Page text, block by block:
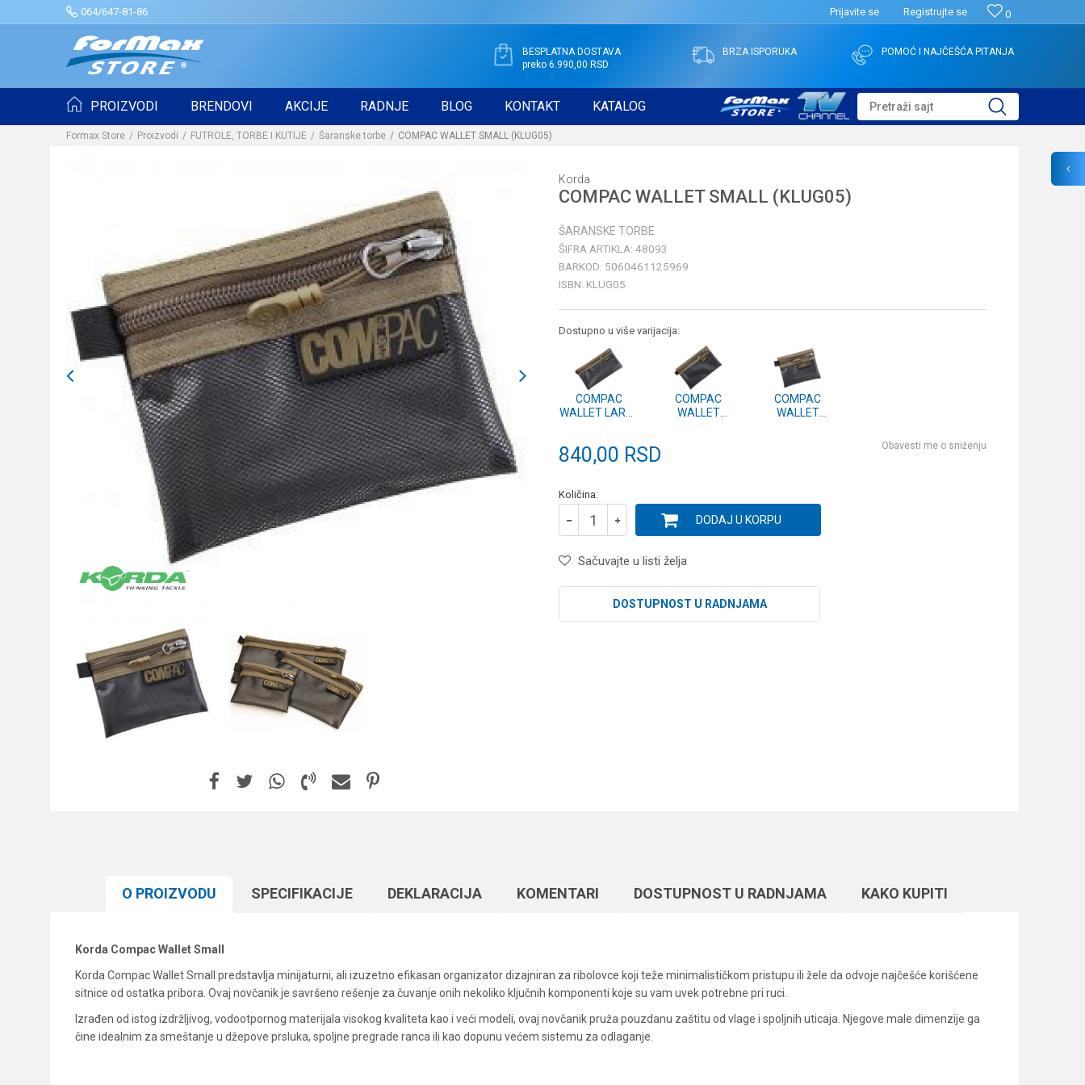
064/647-81-86 0
Prijavite se Registrujte se
BESPLATNA DOSTAVA
preko 6.990,00 RSD
BRZA ISPORUKA POMOĆ I NAJČEŠĆA PITANJA
PROIZVODI BRENDOVI AKCIJE RADNJE BLOG KONTAKT KATALOG Pretraži sajt
Formax Store Proizvodi FUTROLE, TORBE I KUTIJE Šaranske torbe COMPAC WALLET SMALL (KLUG05)
Korda
COMPAC WALLET SMALL (KLUG05)
ŠARANSKE TORBE
ŠIFRA ARTIKLA: 48093
BARKOD: 5060461125969
ISBN: KLUG05
Dostupno u više varijacija:
COMPAC
WALLET LARGE
COMPAC
WALLET
COMPAC
WALLET
840,00 RSD Obavesti me o sniženju
Količina:
DODAJ U KORPU
Sačuvajte u listi želja
DOSTUPNOST U RADNJAMA
O PROIZVODU SPECIFIKACIJЕ DEKLARACIJA KOMENTARI DOSTUPNOST U RADNJAMA KAKO KUPITI
Korda Compac Wallet Small
Korda Compac Wallet Small predstavlja minijaturni, ali izuzetno efikasan organizator dizajniran za ribolovce koji teže minimalističkom pristupu ili žele da odvoje najčešće korišćene
sitnice od ostatka pribora. Ovaj novčanik je savršeno rešenje za čuvanje onih nekoliko ključnih komponenti koje su vam uvek potrebne pri ruci.
Izrađen od istog izdržljivog, vodootpornog materijala visokog kvaliteta kao i veći modeli, ovaj novčanik pruža pouzdanu zaštitu od vlage i spoljnih uticaja. Njegove male dimenzije ga
čine idealnim za smeštanje u džepove prsluka, spoljne pregrade ranca ili kao dopunu većem sistemu za odlaganje.